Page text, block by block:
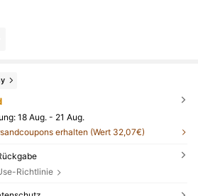
18 Aug. - 21 Aug.
erhalten (Wert 32,07€)
Richtlinie